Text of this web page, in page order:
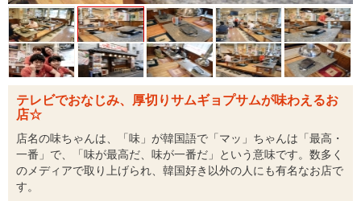
テレビでおなじみ、厚切りサムギョプサムが味わえるお
店☆
店名の味ちゃんは、「味」が韓国語で「マッ」ちゃんは「最高・
一番」で、「味が最高だ、味が一番だ」という意味です。数多く
のメディアで取り上げられ、韓国好き以外の人にも有名なお店で
す。